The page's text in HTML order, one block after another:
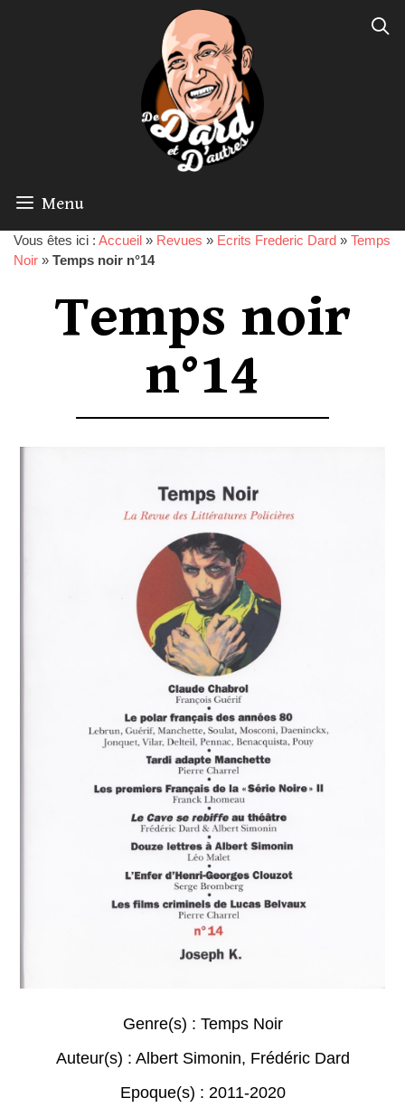
Menu
Vous êtes ici : Accueil » Revues » Ecrits Frederic Dard » Temps
Noir » Temps noir n°14
Temps noir
n°14
Genre(s) : Temps Noir
Auteur(s) : Albert Simonin, Frédéric Dard
Epoque(s) : 2011-2020